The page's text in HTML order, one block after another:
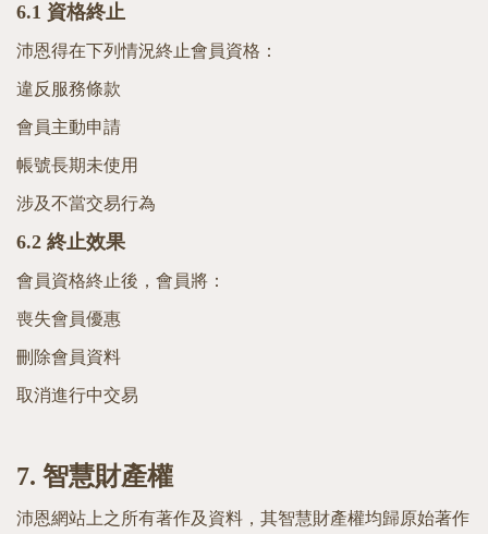
6.1 資格終止
沛恩得在下列情況終止會員資格：
違反服務條款
會員主動申請
帳號長期未使用
涉及不當交易行為
6.2 終止效果
會員資格終止後，會員將：
喪失會員優惠
刪除會員資料
取消進行中交易
7. 智慧財產權
沛恩網站上之所有著作及資料，其智慧財產權均歸原始著作